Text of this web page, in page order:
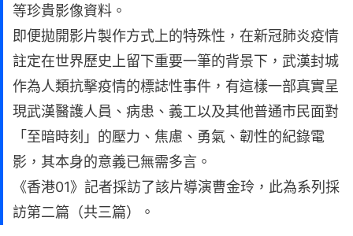
等珍貴影像資料。
即便拋開影片製作方式上的特殊性，在新冠肺炎疫情
註定在世界歷史上留下重要一筆的背景下，武漢封城
作為人類抗擊疫情的標誌性事件，有這樣一部真實呈
現武漢醫護人員、病患、義工以及其他普通市民面對
「至暗時刻」的壓力、焦慮、勇氣、韌性的紀錄電
影，其本身的意義已無需多言。
《香港01》記者採訪了該片導演曹金玲，此為系列採
訪第二篇（共三篇）。